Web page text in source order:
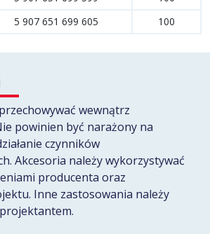
5 907 651 699 605 100
wewnątrz
powinien być narażony na
czynników
Akcesoria należy wykorzystywać
producenta oraz
Inne zastosowania należy